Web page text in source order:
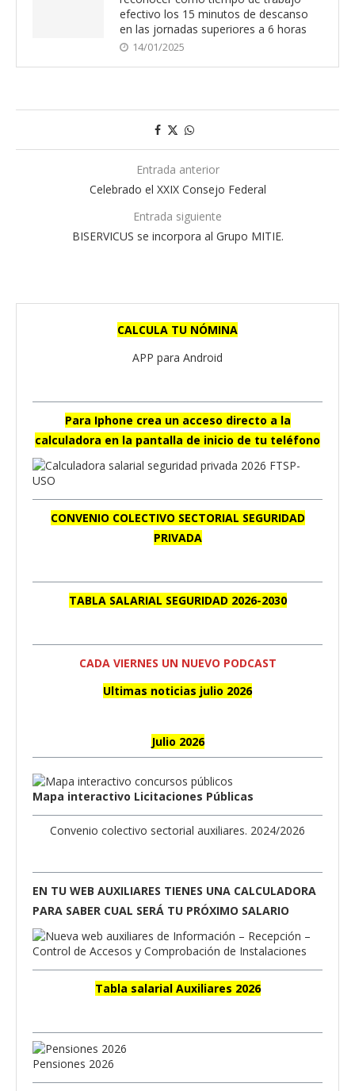
efectivo los 15 minutos de descanso
en las jornadas superiores a 6 horas
14/01/2025
Entrada anterior
Celebrado el XXIX Consejo Federal
Entrada siguiente
BISERVICUS se incorpora al Grupo MITIE.
CALCULA TU NÓMINA
APP para Android
Para Iphone crea un acceso directo a la
calculadora en la pantalla de inicio de tu teléfono
CONVENIO COLECTIVO SECTORIAL SEGURIDAD
PRIVADA
TABLA SALARIAL SEGURIDAD 2026-2030
CADA VIERNES UN NUEVO PODCAST
Ultimas noticias julio 2026
Julio 2026
Mapa interactivo Licitaciones Públicas
Convenio colectivo sectorial auxiliares. 2024/2026
EN TU WEB AUXILIARES TIENES UNA CALCULADORA
PARA SABER CUAL SERÁ TU PRÓXIMO SALARIO
Tabla salarial Auxiliares 2026
Pensiones 2026